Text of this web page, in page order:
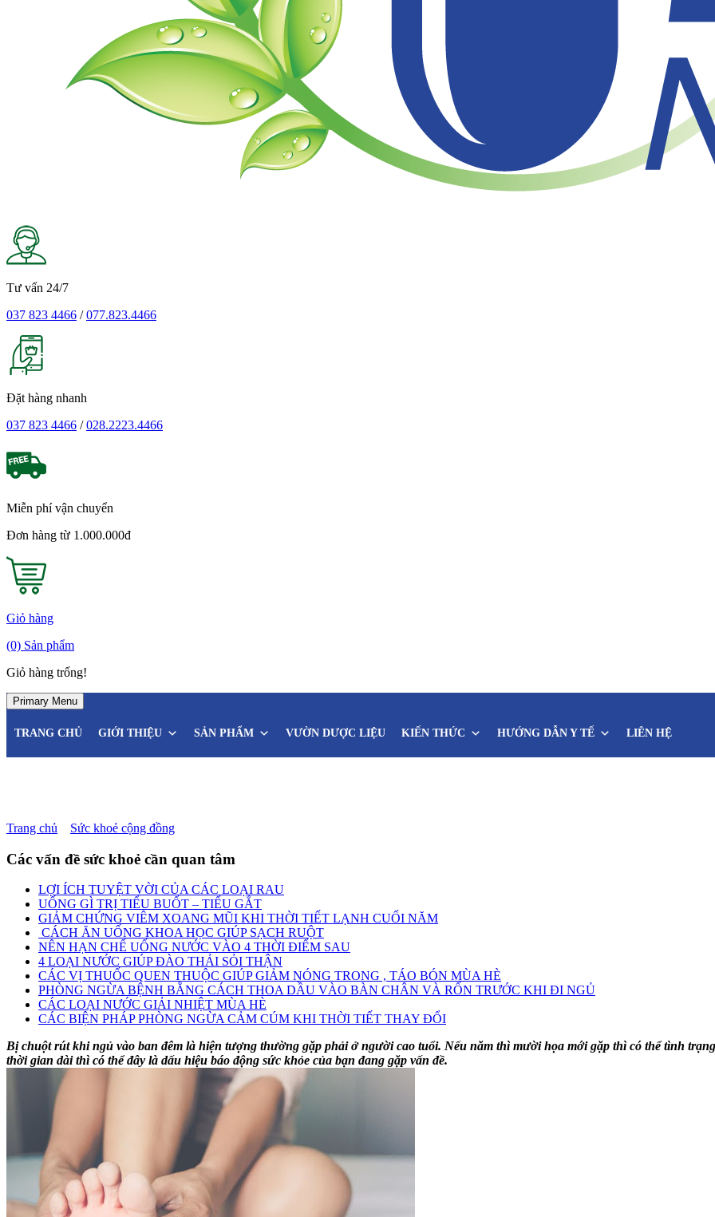
Tư vấn 24/7
037 823 4466 /077.823.4466
Đặt hàng nhanh
037 823 4466 /028.2223.4466
Miễn phí vận chuyển
Đơn hàng từ 1.000.000đ
Giỏ hàng
(0) Sản phẩm
Giỏ hàng trống!
Primary Menu
TRANG CHỦ GIỚI THIỆU SẢN PHẨM VƯỜN DƯỢC LIỆU KIẾN THỨC HƯỚNG DẪN Y TẾ LIÊN HỆ
Trang chủ Sức khoẻ cộng đồng
Các vấn đề sức khoẻ cần quan tâm
LỢI ÍCH TUYỆT VỜI CỦA CÁC LOẠI RAU
UỐNG GÌ TRỊ TIỂU BUỐT – TIỂU GẮT
GIẢM CHỨNG VIÊM XOANG MŨI KHI THỜI TIẾT LẠNH CUỐI NĂM
CÁCH ĂN UỐNG KHOA HỌC GIÚP SẠCH RUỘT
NÊN HẠN CHẾ UỐNG NƯỚC VÀO 4 THỜI ĐIỂM SAU
4 LOẠI NƯỚC GIÚP ĐÀO THẢI SỎI THẬN
CÁC VỊ THUỐC QUEN THUỘC GIÚP GIẢM NÓNG TRONG , TÁO BÓN MÙA HÈ
PHÒNG NGỪA BỆNH BẰNG CÁCH THOA DẦU VÀO BÀN CHÂN VÀ RỐN TRƯỚC KHI ĐI NGỦ
CÁC LOẠI NƯỚC GIẢI NHIỆT MÙA HÈ
CÁC BIỆN PHÁP PHÒNG NGỪA CẢM CÚM KHI THỜI TIẾT THAY ĐỔI
Bị chuột rút khi ngủ vào ban đêm là hiện tượng thường gặp phải ở người cao tuổi. Nếu năm thì mười họa mới gặp thì có thể tình
thời gian dài thì có thể đây là dấu hiệu báo động sức khỏe của bạn đang gặp vấn đề.